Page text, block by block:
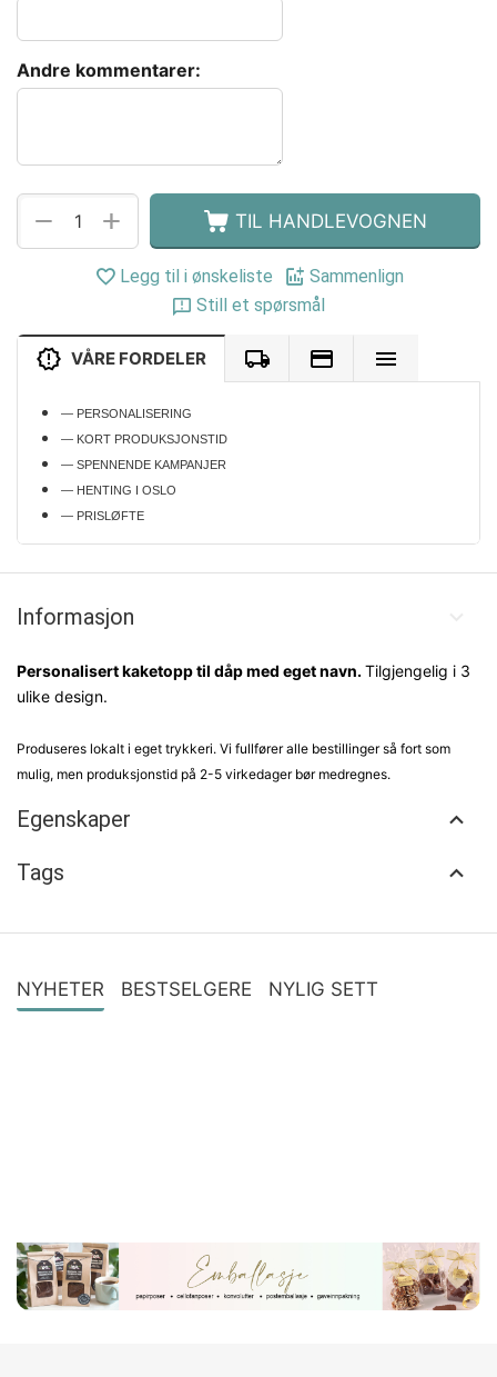
Andre kommentarer:
+
− TIL HANDLEVOGNEN
Legg til i ønskeliste
Sammenlign
Still et spørsmål
VÅRE FORDELER
— PERSONALISERING
— KORT PRODUKSJONSTID
— SPENNENDE KAMPANJER
— HENTING I OSLO
— PRISLØFTE
Informasjon
Personalisert kaketopp til dåp med eget navn.Tilgjengelig i 3
ulike design.
Produseres lokalt i eget trykkeri. Vi fullfører alle bestillinger så fort som
mulig, men produksjonstid på 2-5 virkedager bør medregnes.
Egenskaper
Tags
NYHETER BESTSELGERE NYLIG SETT